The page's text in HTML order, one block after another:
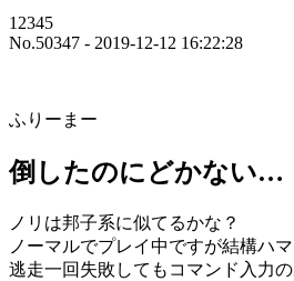
12345
No.50347 - 2019-12-12 16:22:28
ふりーまー
倒したのにどかない…
ノリは邦子系に似てるかな？
ノーマルでプレイ中ですが結構ハマ
逃走一回失敗してもコマンド入力